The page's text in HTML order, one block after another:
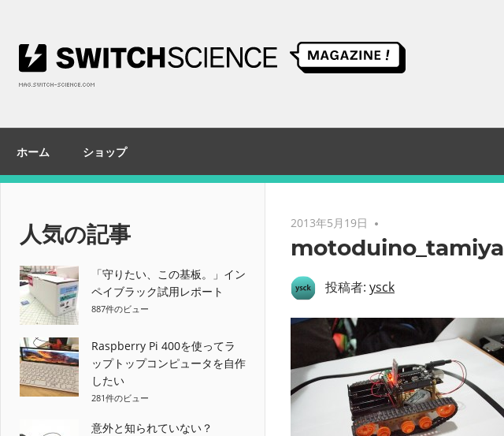
ッ
ッ
チ
エ
ン
ス
ホーム ショップ
2013年5月19日
motoduino_tamiya
投稿者: ysck
人気の記事
「守りたい、この基板。」イン
ペイブラック試用レポート
887件のビュー
Raspberry Pi 400を使ってラ
ップトップコンピュータを自作
したい
281件のビュー
意外と知られていない？